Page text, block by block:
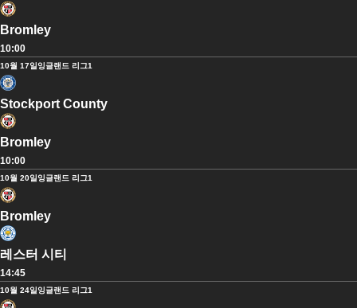
Bromley
10:00
10월 17일 잉글랜드 리그1
Stockport County
Bromley
10:00
10월 20일 잉글랜드 리그1
Bromley
레스터 시티
14:45
10월 24일 잉글랜드 리그1